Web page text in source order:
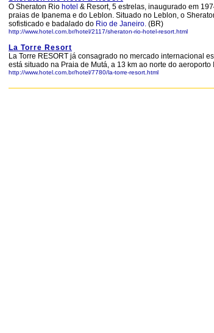
O Sheraton Rio hotel & Resort, 5 estrelas, inaugurado em
praias de Ipanema e do Leblon. Situado no Leblon, o
sofisticado e badalado do Rio de Janeiro. (BR)
http://www.hotel.com.br/hotel/2117/sheraton-rio-hotel-resort.html
La Torre Resort
La Torre RESORT já consagrado no mercado internacional
está situado na Praia de Mutá, a 13 km ao norte do
http://www.hotel.com.br/hotel/7780/la-torre-resort.html